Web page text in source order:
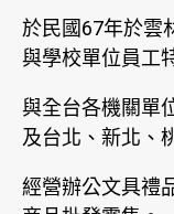
於民國67年於雲
與學校單位員工
與全台各機關單
及台北、新北、
經營辦公文具禮